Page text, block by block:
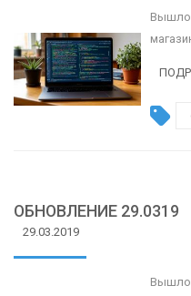
Вышло
ОБНОВЛЕНИЕ 29.0319
29.03.2019
Вышло